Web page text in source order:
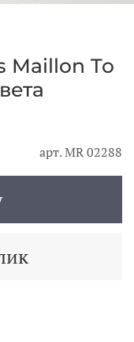
арт.МR 02288
Maillon To